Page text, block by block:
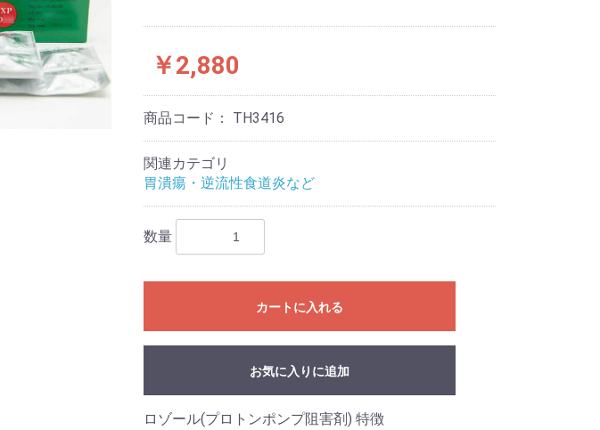
￥2,880
商品コード： TH3416
関連カテゴリ
胃潰瘍・逆流性食道炎など
数量
カートに入れる
お気に入りに追加
ロゾール(プロトンポンプ阻害剤) 特徴